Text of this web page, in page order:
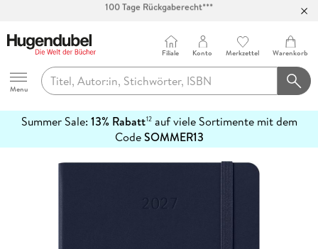
Abholung in über 100 Filialen
Hugendubel
Menu
Filiale Konto Merkzettel Warenkorb
Summer Sale: 13% Rabatt12auf viele Sortimente mit dem
CodeSOMMER13
erfahren